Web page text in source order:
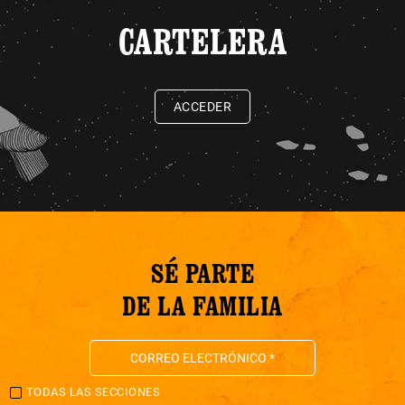
CARTELERA
ACCEDER
SÉ PARTE
DE LA FAMILIA
TODAS LAS SECCIONES